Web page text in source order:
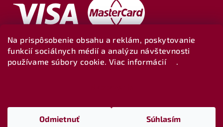
Na prispôsobenie obsahu a reklám, poskytovanie
funkcií sociálnych médií a analýzu návštevnosti
používame súbory cookie. Viac informácií
.
Odmietnuť Súhlasím
Upraviť nastavenie cookies